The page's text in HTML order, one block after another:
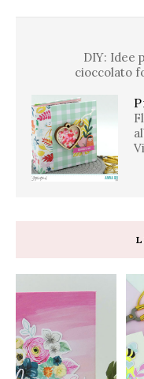
DIY: Idee
cioccolato